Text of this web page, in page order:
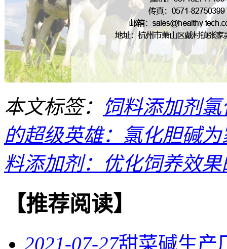
本文标签： 饲料添加剂
的超级英雄：氯化胆碱为
料添加剂：优化饲养效
【推荐阅读】
2021-07-27甜菜碱生产